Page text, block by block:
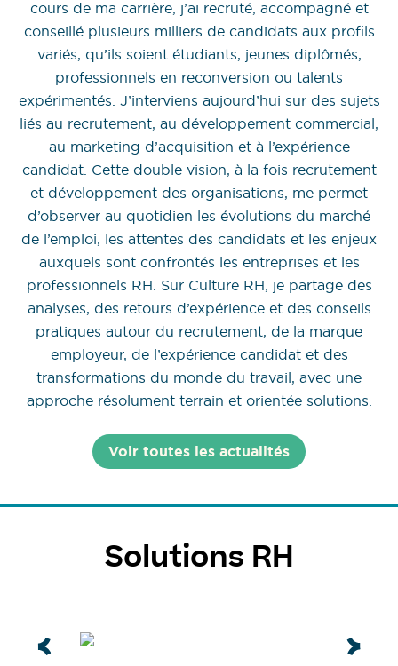
cours de ma carrière, j’ai recruté, accompagné et
conseillé plusieurs milliers de candidats aux profils
variés, qu’ils soient étudiants, jeunes diplômés,
professionnels en reconversion ou talents
expérimentés. J’interviens aujourd’hui sur des sujets
liés au recrutement, au développement commercial,
au marketing d’acquisition et à l’expérience
candidat. Cette double vision, à la fois recrutement
et développement des organisations, me permet
d’observer au quotidien les évolutions du marché
de l’emploi, les attentes des candidats et les enjeux
auxquels sont confrontés les entreprises et les
professionnels RH. Sur Culture RH, je partage des
analyses, des retours d’expérience et des conseils
pratiques autour du recrutement, de la marque
employeur, de l’expérience candidat et des
transformations du monde du travail, avec une
approche résolument terrain et orientée solutions.
Voir toutes les actualités
Solutions RH